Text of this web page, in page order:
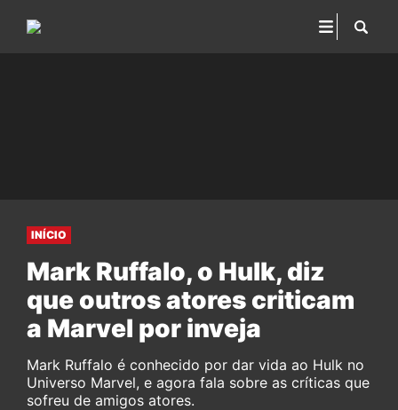
INÍCIO
Mark Ruffalo, o Hulk, diz
que outros atores criticam
a Marvel por inveja
Mark Ruffalo é conhecido por dar vida ao Hulk no
Universo Marvel, e agora fala sobre as críticas que
sofreu de amigos atores.